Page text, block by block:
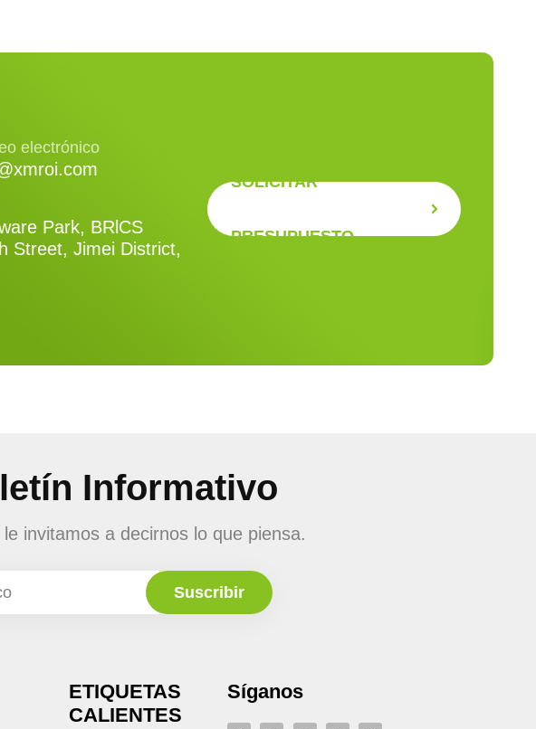
electrónico
Park, BRlCS
Street, Jimei District,
SOLICITAR
PRESUPUESTO
Informativo
invitamos a decirnos lo que piensa.
ETIQUETAS
CALIENTES
Síganos